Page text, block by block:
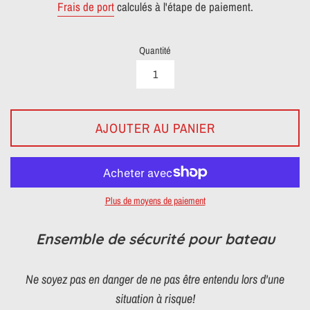
Frais de portcalculés à l'étape de paiement.
Quantité
AJOUTER AU PANIER
Plus de moyens de paiement
Ensemble de sécurité pour bateau
Ne soyez pas en danger de ne pas être entendu lors d'une
situation à risque!